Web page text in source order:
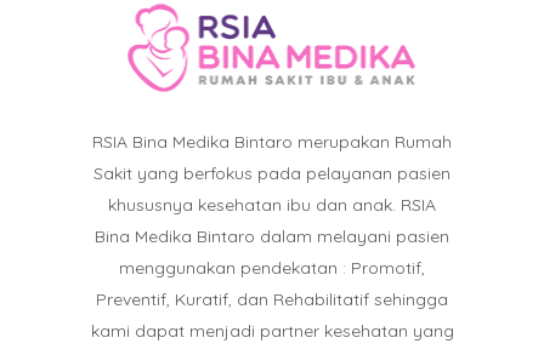
RSIA Bina Medika Bintaro merupakan Rumah
Sakit yang berfokus pada pelayanan pasien
khususnya kesehatan ibu dan anak. RSIA
Bina Medika Bintaro dalam melayani pasien
menggunakan pendekatan : Promotif,
Preventif, Kuratif, dan Rehabilitatif sehingga
kami dapat menjadi partner kesehatan yang